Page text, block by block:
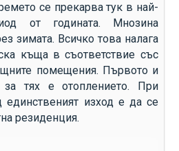
се прекарва тук в най-
от годината. Мнозина
зимата. Всичко това налага
къща в съответствие със
помещения. Първото и
за тях е отоплението. При
единственият изход е да се
резиденция.